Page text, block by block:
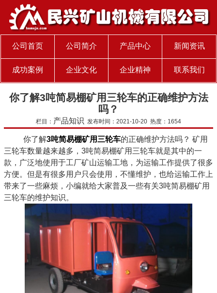
公司首页 公司简介 产品中心 新闻资讯
成功案例 企业文化 企业精神 联系我们
你了解3吨简易棚矿用三轮车的正确维护方法
吗？
栏目： 产品知识 发布时间：2021-10-20 热度：1654
你了解3吨简易棚矿用三轮车的正确维护方法吗？ 矿用
三轮车数量越来越多，3吨简易棚矿用三轮车就是其中的一
款，广泛地使用于工厂矿山运输工地，为运输工作提供了很多
方便。但是有很多用户只会使用，不懂维护，也给运输工作上
带来了一些麻烦，小编就给大家普及一些有关3吨简易棚矿用
三轮车的维护知识。